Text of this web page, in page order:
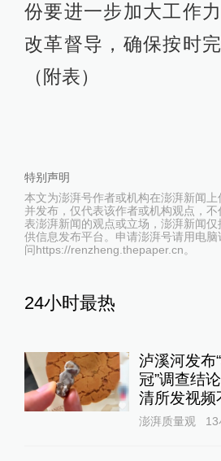
份要进一步加大工作
改革督导，确保按时
（附表）
特别声明
本文为澎湃号作者或机构在澎湃新闻上
并发布，仅代表该作者或机构观点，不
表澎湃新闻的观点或立场，澎湃新闻仅
供信息发布平台。申请澎湃号请用电脑
问https://renzheng.thepaper.cn。
24小时最热
泸溪河发布
冠”调查结
清所发视频
澎湃质量观 13